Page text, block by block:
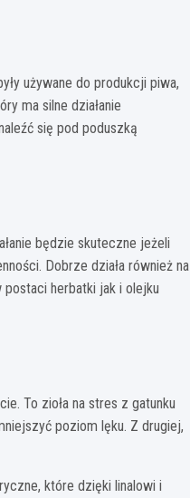
używane do produkcji piwa,
ma silne działanie
się pod poduszką
będzie skuteczne jeżeli
Dobrze działa również na
herbatki jak i olejku
To zioła na stres z gatunku
poziom lęku. Z drugiej,
które dzięki linalowi i